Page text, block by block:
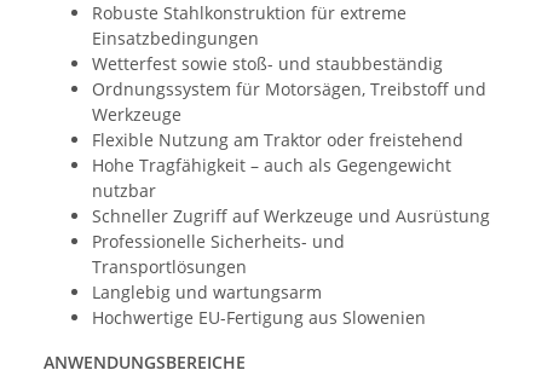
Robuste Stahlkonstruktion für extreme
Einsatzbedingungen
Wetterfest sowie stoß- und staubbeständig
Ordnungssystem für Motorsägen, Treibstoff und
Werkzeuge
Flexible Nutzung am Traktor oder freistehend
Hohe Tragfähigkeit – auch als Gegengewicht
nutzbar
Schneller Zugriff auf Werkzeuge und Ausrüstung
Professionelle Sicherheits- und
Transportlösungen
Langlebig und wartungsarm
Hochwertige EU-Fertigung aus Slowenien
ANWENDUNGSBEREICHE